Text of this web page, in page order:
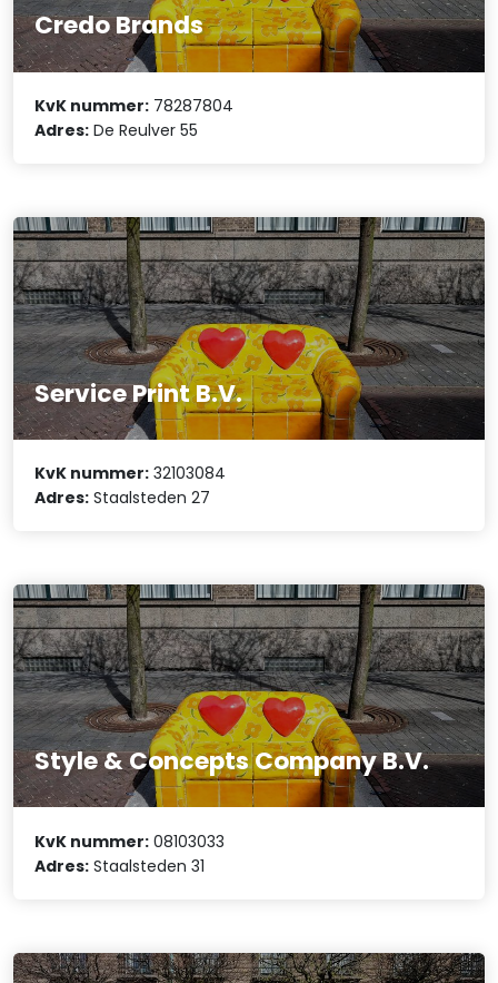
Credo Brands
KvK nummer: 78287804
Adres: De Reulver 55
Service Print B.V.
KvK nummer: 32103084
Adres: Staalsteden 27
Style & Concepts Company B.V.
KvK nummer: 08103033
Adres: Staalsteden 31